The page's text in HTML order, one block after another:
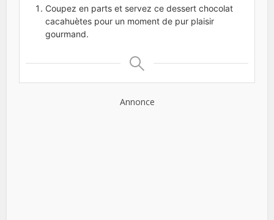
Coupez en parts et servez ce dessert chocolat
cacahuètes pour un moment de pur plaisir
gourmand.
Annonce